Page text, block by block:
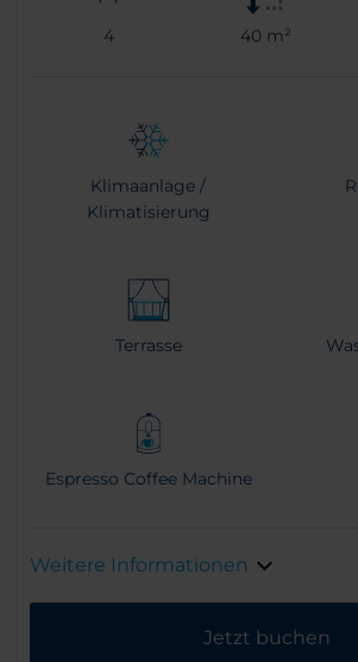
4 40 m²
Klimaanlage /
Klimatisierung
Terrasse
Espresso Coffee Machine
Weitere Informationen
Jetzt buchen